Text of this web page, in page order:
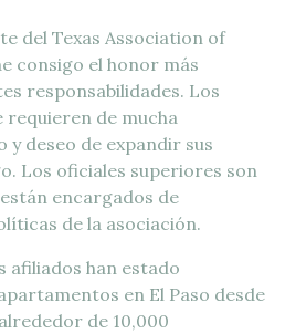
del Texas Association of
consigo el honor más
responsabilidades. Los
requieren de mucha
y deseo de expandir sus
Los oficiales superiores son
encargados de
de la asociación.
afiliados han estado
en El Paso desde
de 10,000